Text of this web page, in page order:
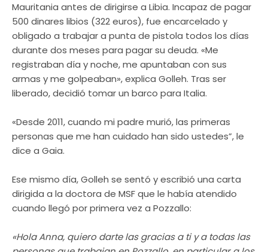
Mauritania antes de dirigirse a Libia. Incapaz de pagar
500 dinares libios (322 euros), fue encarcelado y
obligado a trabajar a punta de pistola todos los días
durante dos meses para pagar su deuda. «Me
registraban día y noche, me apuntaban con sus
armas y me golpeaban», explica Golleh. Tras ser
liberado, decidió tomar un barco para Italia.
«Desde 2011, cuando mi padre murió, las primeras
personas que me han cuidado han sido ustedes”, le
dice a Gaia.
Ese mismo día, Golleh se sentó y escribió una carta
dirigida a la doctora de MSF que le había atendido
cuando llegó por primera vez a Pozzallo:
«Hola Anna, quiero darte las gracias a ti y a todas las